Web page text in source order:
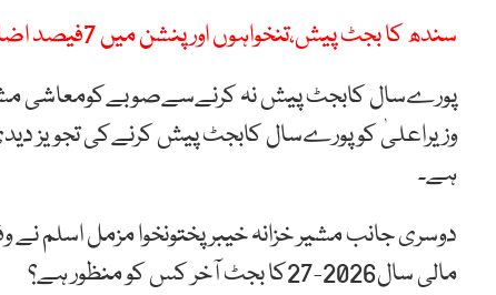
سندھ کا بجٹ پیش،تنخواہوں اور پنشن میں 7فیصد اضافہ،کم از کم ماہانہ اجرت43 ہزار مقرر
پورےسال کابجٹ پیش نہ کرنےسےصوبےکومعاشی
ہے۔
مالی سال‏27-2026کا بجٹ آخر کس کو منظور ہے؟